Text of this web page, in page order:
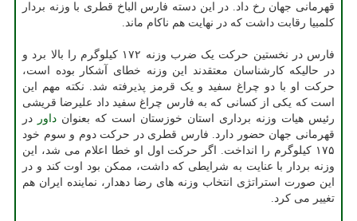
قهرمانی جهان رخ داد. در این دسته فارس الباخ قطری با وزنه بردار
کلمبیا رقابت داشت که در نهایت هم ناکام ماند.
فارس در نخستین حرکت یک ضرب وزنه ۱۷۲ کیلوگرم را بالا برد و
در حالیکه کارشناسان معتقدند این وزنه خطای آشکار بوده است،
حرکت او با دو چراغ سفید و یک قرمز پذیرفته شد. نکته مهم این
است که یکی از کسانی که به فارس چراغ سفید داد علیرضا قریشی
رئیس هیات وزنه برداری استان خوزستان است که بعنوان داور
در
قهرمانی جهان حضور دارد. فارس قطری در حرکت دوم و سوم خود
۱۷۵ کیلوگرم را انداخت. اگر حرکت اول او خطا اعلام می شد، این
وزنه بردار با عنایت به شرایطی که داشت، ممکن بود اوت کند و در
این صورت استراتژی انتخاب وزنه های رضا دهدار، نماینده ایران هم
تغییر می کرد.